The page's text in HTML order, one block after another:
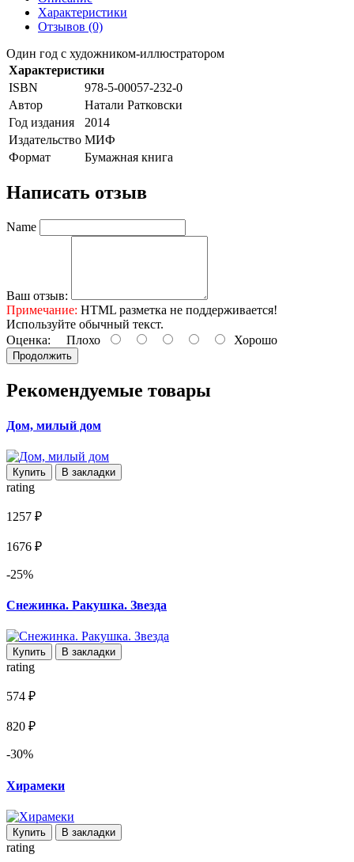
Характеристики
Отзывов (0)
Один год с художником-иллюстратором
Характеристики
ISBN
978-5-00057-232-0
Автор
Натали Ратковски
Год издания
2014
Издательство МИФ
Формат
Бумажная книга
Написать отзыв
Name
Ваш отзыв:
Примечание: HTML разметка не поддерживается!
Используйте обычный текст.
Оценка: Плохо Хорошо
Продолжить
Рекомендуемые товары
Дом, милый дом
Купить В закладки
rating
1257 ₽
1676 ₽
-25%
Снежинка. Ракушка. Звезда
Купить В закладки
rating
574 ₽
820 ₽
-30%
Хирамеки
Купить В закладки
rating